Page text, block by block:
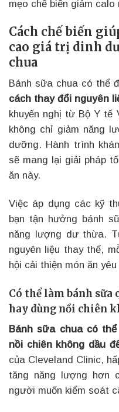
mẹo chế biến giảm calo
Cách chế biến
cao giá trị dinh
chua
Bánh sữa chua có thể
cách thay đổi nguyên
khuyến nghị từ Bộ Y tế
không chỉ giảm năng
dưỡng. Hành trình
sẽ mang lại giải pháp
ăn này.
Việc áp dụng các kỹ
bạn tận hưởng bánh
năng lượng dư thừa.
nguyên liệu thay thế,
hội cải thiện món ăn
Có thể làm bánh sữa
hay dùng nồi chiên
Bánh sữa chua có
nồi chiên không dầu
của Cleveland Clinic,
tăng năng lượng hơn
người muốn kiểm soát